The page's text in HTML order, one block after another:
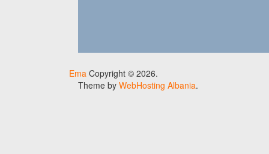
Ema Copyright © 2026.
Theme by WebHosting Albania.